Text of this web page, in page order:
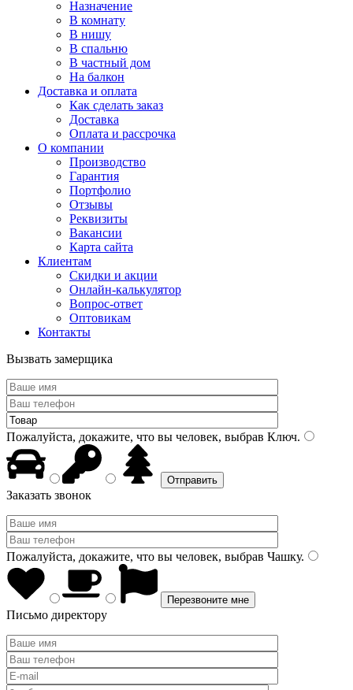
Назначение
В комнату
В нишу
В спальню
В частный дом
На балкон
Доставка и оплата
Как сделать заказ
Доставка
Оплата и рассрочка
О компании
Производство
Гарантия
Портфолио
Отзывы
Реквизиты
Вакансии
Карта сайта
Клиентам
Скидки и акции
Онлайн-калькулятор
Вопрос-ответ
Оптовикам
Контакты
Вызвать замерщика
Пожалуйста, докажите, что вы человек, выбрав Ключ.
Заказать звонок
Пожалуйста, докажите, что вы человек, выбрав Чашку.
Письмо директору